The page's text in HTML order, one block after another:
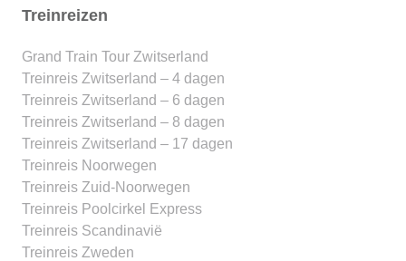
Treinreizen
Grand Train Tour Zwitserland
Treinreis Zwitserland – 4 dagen
Treinreis Zwitserland – 6 dagen
Treinreis Zwitserland – 8 dagen
Treinreis Zwitserland – 17 dagen
Treinreis Noorwegen
Treinreis Zuid-Noorwegen
Treinreis Poolcirkel Express
Treinreis Scandinavië
Treinreis Zweden